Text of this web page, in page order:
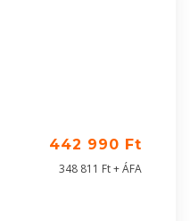
442 990 Ft
348 811 Ft + ÁFA